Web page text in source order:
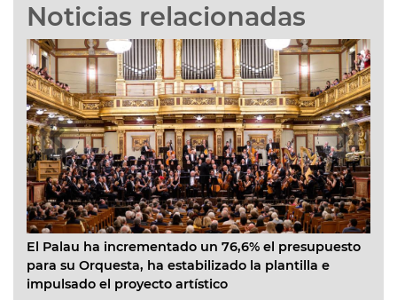
Noticias relacionadas
incrementado un 76,6% el presupuesto
ha estabilizado la plantilla e
el proyecto artístico
La Junta de
Mensajeros de